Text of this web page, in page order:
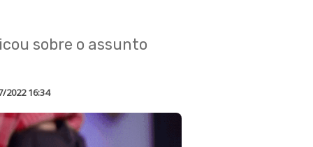
sobre o assunto
2022 16:34